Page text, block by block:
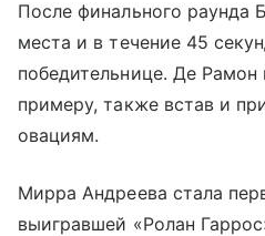
После финального раунда
места и в течение 45
победительнице. Де Рамон
примеру, также встав и
овациям.
Мирра Андреева стала
выигравшей «Ролан